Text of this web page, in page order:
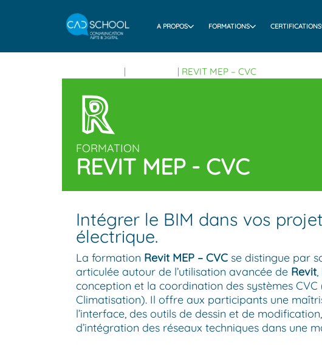
A PROPOS FORMATIONS CERTIFICATIONS
| | REVIT MEP – CVC
FORMATION
REVIT MEP - CVC
Intégrer le BIM dans vos
électrique.
La formation Revit MEP – CVC se distingue par
articulée autour de l’utilisation avancée de Revit,
conception et la coordination des systèmes
Climatisation). Il offre aux participants une
l’interface, des outils de dessin et de
d’intégration des réseaux techniques dans une